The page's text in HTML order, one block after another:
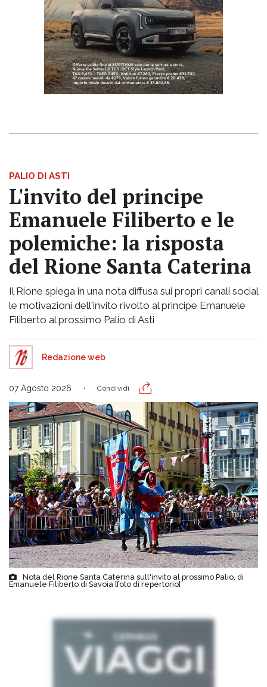
PALIO DI ASTI
L'invito del principe
Emanuele Filiberto e le
polemiche: la risposta
del Rione Santa Caterina
Il Rione spiega in una nota diffusa sui propri canali social
le motivazioni dell'invito rivolto al principe Emanuele
Filiberto al prossimo Palio di Asti
Redazione web
07 Agosto 2026 Condividi
Nota del Rione Santa Caterina sull'invito al prossimo Palio, di
Emanuele Filiberto di Savoia [foto di repertorio]